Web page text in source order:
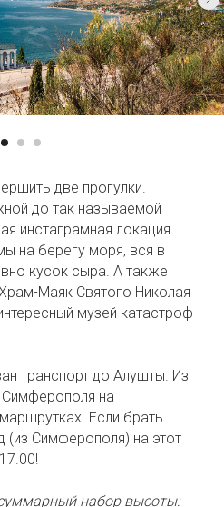
две прогулки.
до так называемой
инстаграмная локация.
на берегу моря, вся в
кусок сыра. А также
Маяк Святого Николая
музей катастроф
транспорт до Алушты. Из
Симферополя на
Если брать
(из Симферополя) на этот
набор высоты: